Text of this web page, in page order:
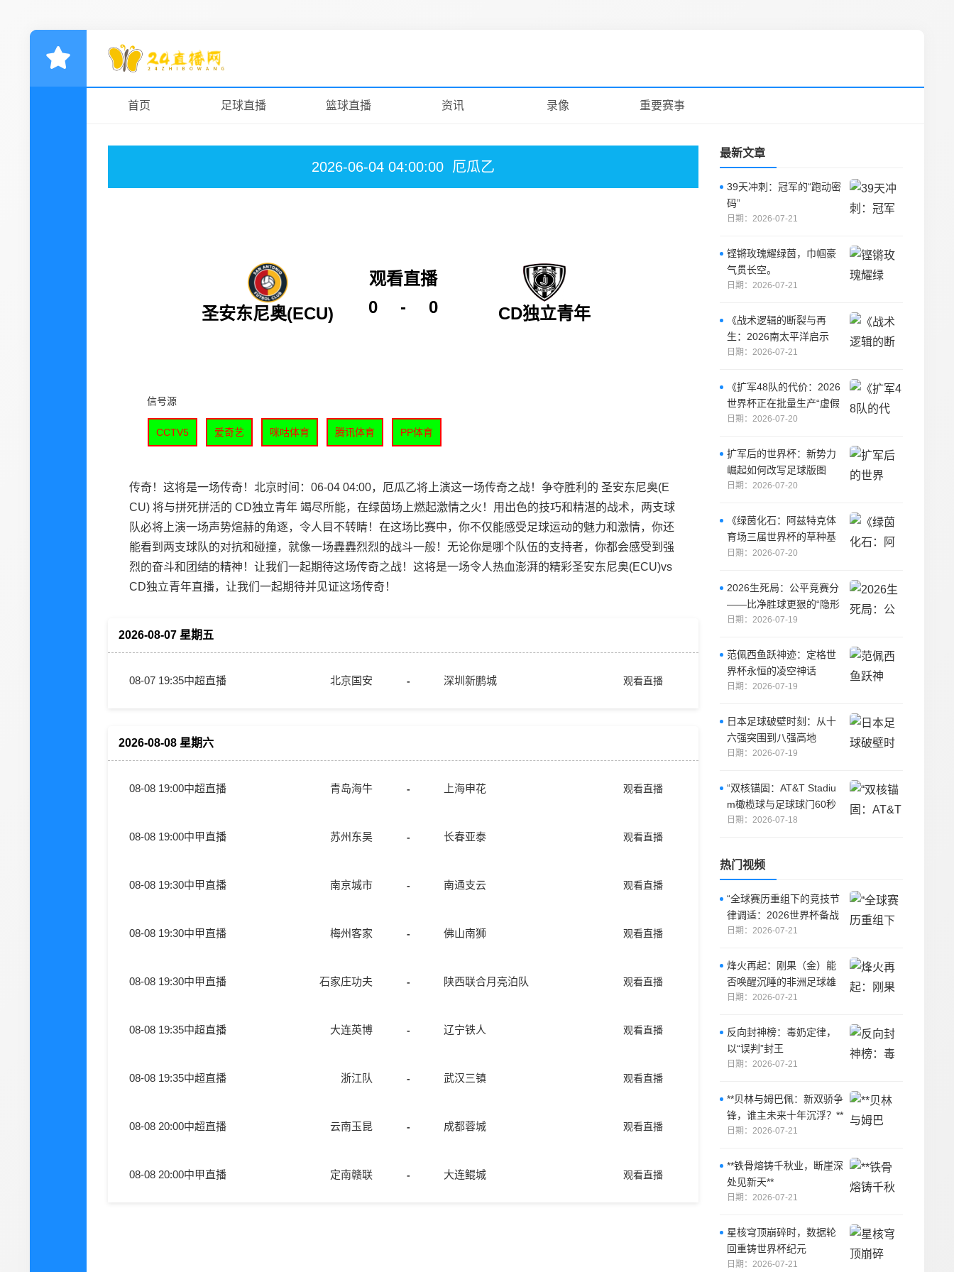
首页 足球直播 篮球直播 资讯 录像 重要赛事
2026-06-04 04:00:00 厄瓜乙
圣安东尼奥(ECU) 0 - 0
观看直播
CD独立青年
信号源
CCTV5 爱奇艺 咪咕体育 腾讯体育 PP体育
传奇！这将是一场传奇！北京时间：06-04 04:00，厄瓜乙将上演这一场传奇之战！争夺胜利的 圣安东尼奥(E
CU) 将与拼死拼活的 CD独立青年 竭尽所能，在绿茵场上燃起激情之火！用出色的技巧和精湛的战术，两支球
队必将上演一场声势煊赫的角逐，令人目不转睛！在这场比赛中，你不仅能感受足球运动的魅力和激情，你还
能看到两支球队的对抗和碰撞，就像一场轟轟烈烈的战斗一般！无论你是哪个队伍的支持者，你都会感受到强
烈的奋斗和团结的精神！让我们一起期待这场传奇之战！这将是一场令人热血澎湃的精彩圣安东尼奥(ECU)vs
CD独立青年直播，让我们一起期待并见证这场传奇！
2026-08-07 星期五
08-07 19:35中超直播 北京国安 - 深圳新鹏城 观看直播
2026-08-08 星期六
08-08 19:00中超直播 青岛海牛 - 上海申花 观看直播
08-08 19:00中甲直播 苏州东吴 - 长春亚泰 观看直播
08-08 19:30中甲直播 南京城市 - 南通支云 观看直播
08-08 19:30中甲直播 梅州客家 - 佛山南狮 观看直播
08-08 19:30中甲直播 石家庄功夫 - 陕西联合月亮泊队 观看直播
08-08 19:35中超直播 大连英博 - 辽宁铁人 观看直播
08-08 19:35中超直播 浙江队 - 武汉三镇 观看直播
08-08 20:00中超直播 云南玉昆 - 成都蓉城 观看直播
08-08 20:00中甲直播 定南赣联 - 大连鲲城 观看直播
最新文章
39天冲刺：冠军的“跑动密
码”
日期：2026-07-21
铿锵玫瑰耀绿茵，巾帼豪
气贯长空。
日期：2026-07-21
《战术逻辑的断裂与再
生：2026南太平洋启示
录》
日期：2026-07-21
《扩军48队的代价：2026
世界杯正在批量生产“虚假
奇迹”》
日期：2026-07-20
扩军后的世界杯：新势力
崛起如何改写足球版图
日期：2026-07-20
《绿茵化石：阿兹特克体
育场三届世界杯的草种基
因与生态史诗》
日期：2026-07-20
2026生死局：公平竞赛分
——比净胜球更狠的“隐形
判罚”
日期：2026-07-19
范佩西鱼跃神迹：定格世
界杯永恒的凌空神话
日期：2026-07-19
日本足球破壁时刻：从十
六强突围到八强高地
日期：2026-07-19
“双核锚固：AT&T Stadiu
m橄榄球与足球球门60秒
切换的机械力学解密”
日期：2026-07-18
热门视频
“全球赛历重组下的竞技节
律调适：2026世界杯备战
体系的拓扑升级路径”
日期：2026-07-21
烽火再起：刚果（金）能
否唤醒沉睡的非洲足球雄
狮？
日期：2026-07-21
反向封神榜：毒奶定律，
以“误判”封王
日期：2026-07-21
**贝林与姆巴佩：新双骄争
锋，谁主未来十年沉浮？**
日期：2026-07-21
**铁骨熔铸千秋业，断崖深
处见新天**
日期：2026-07-21
星核穹顶崩碎时，数据轮
回重铸世界杯纪元
日期：2026-07-21